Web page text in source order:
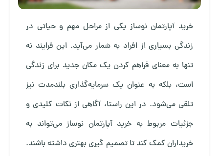
خرید آپارتمان نوساز یکی از مراحل مهم و حیاتی در
زندگی بسیاری از افراد به شمار می‌آید. این فرایند نه
تنها به معنای فراهم کردن یک مکان جدید برای زندگی
است، بلکه به عنوان یک سرمایه‌گذاری بلندمدت نیز
تلقی می‌شود. در این راستا، آگاهی از نکات کلیدی و
جزئیات مربوط به خرید آپارتمان نوساز می‌تواند به
خریداران کمک کند تا تصمیم گیری بهتری داشته باشند.